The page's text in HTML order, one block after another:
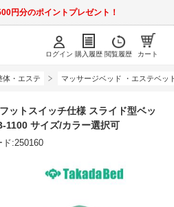
円分のポイントプレゼント！
ログイン 購入履歴 閲覧履歴 カート
体・エステ マッサージベッド ・エステベッ
ットスイッチ仕様 スライド型ベッ
1100 サイズ/カラー選択可
ド:250160